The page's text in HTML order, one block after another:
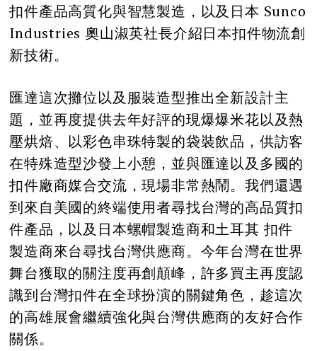
扣件產品高質化與智慧製造，以及日本 Sunco
Industries 奧山淑英社長介紹日本扣件物流創
新技術。
匯達這次攤位以及服裝造型推出全新設計主
題，並再度提供去年好評的現爆爆米花以及熱
壓烘焙、以彩色串珠特製的袋裝飲品，供訪客
在特殊造型沙發上小憩，並與匯達以及多國的
扣件廠商媒合交流，現場非常熱鬧。我們還遇
到來自美國的終端使用者尋找台灣的高品質扣
件產品，以及日本螺帽製造商和土耳其 扣件
製造商來台尋找台灣供應商。今年台灣在世界
舞台獲取的關注度再創顛峰，許多買主再度認
識到台灣扣件在全球扮演的關鍵角色，趁這次
的高雄展會繼續強化與台灣供應商的友好合作
關係。